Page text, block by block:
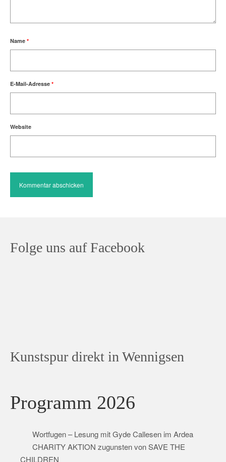
Name *
E-Mail-Adresse *
Website
Folge uns auf Facebook
Kunstspur direkt in Wennigsen
Programm 2026
Wortfugen – Lesung mit Gyde Callesen im Ardea
CHARITY AKTION zugunsten von SAVE THE
CHILDREN